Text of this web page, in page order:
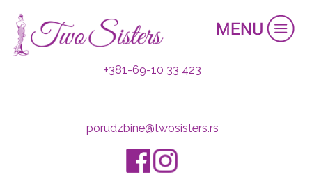
+381-69-10 33 423
porudzbine@twosisters.rs